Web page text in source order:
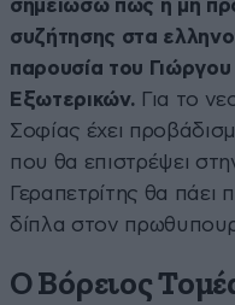
σημειώσω πως η μη
συζήτησης στα
παρουσία του
Εξωτερικών. Για το
Σοφίας έχει
που θα επιστρέψει
Γεραπετρίτης θα
δίπλα στον
Ο Βόρειος